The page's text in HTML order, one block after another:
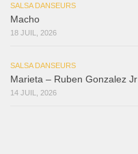
SALSA DANSEURS
Macho
18 JUIL, 2026
SALSA DANSEURS
Marieta – Ruben Gonzalez Jr
14 JUIL, 2026